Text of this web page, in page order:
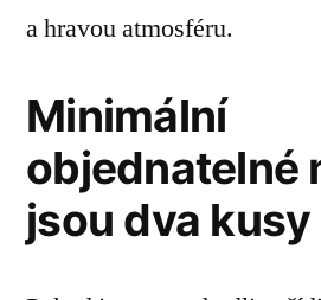
a hravou atmosféru.
Minimální
objednatelné
jsou dva kusy